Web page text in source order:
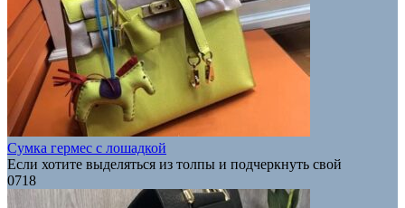
Сумка гермес с лошадкой
Если хотите выделяться из толпы и подчеркнуть свой
0718